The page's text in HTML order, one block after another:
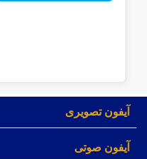
آیفون تصویری
آیفون صوتی